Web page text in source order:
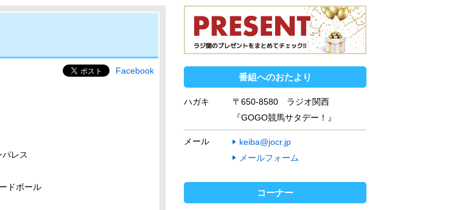
Facebook
レス
ドボール
番組へのおたより
ハガキ
〒650-8580 ラジオ関西
『GOGO競馬サタデー！』
メール
keiba@jocr.jp
メールフォーム
コーナー